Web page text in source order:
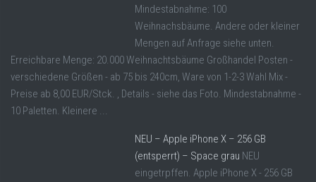
Mindestabnahme: 100
Weihnachsbäume. Andere oder kleiner
Mengen auf Anfrage siehe unten.
Erreichbare Menge: 20.000 Weihnachtsbäume Großhandel Posten -
verschiedene Größen - ab 75 bis 240cm, Ware von 1-2-3 Wahl Mix -
Preise ab 8,00 EUR/Stck. , Details - siehe das Foto. Mindestabnahme -
10 Paletten. Kleinere ...
NEU – Apple iPhone X – 256 GB
(entsperrt) – Space grau NEU
eingetrpffen. Apple iPhone X - 256 GB